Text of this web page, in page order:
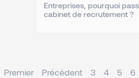
Entreprises, pourquoi
cabinet de recrutement ?
Premier Précédent 3 4 5 6